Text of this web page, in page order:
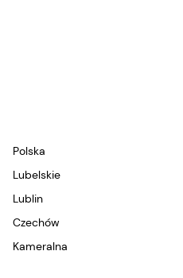
Polska
lubelskie
Lublin
Czechów
Kameralna